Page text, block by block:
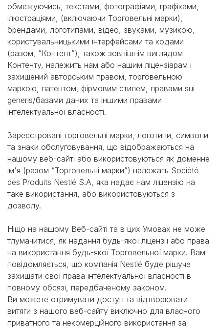
обмежуючись, текстами, фотографіями, графіками,
ілюстраціями, (включаючи Торговельні марки),
брендами, логотипами, відео, звуками, музикою,
користувальницькими інтерфейсами та кодами
(разом, “Контент”), також зовнішнім виглядом
Контенту, належить нам або нашим ліцензіарам і
захищений авторським правом, торговельною
маркою, патентом, фірмовим стилем, правами sui
generis/базами даних та іншими правами
інтелектуальної власності.
Зареєстровані торговельні марки, логотипи, символи
та знаки обслуговування, що відображаються на
нашому веб-сайті або використовуються як доменне
ім'я (разом “Торговельні марки”) належать Société
des Produits Nestlé S.A, яка надає нам ліцензію на
таке використання, або використовуються з
дозволу.
Ніщо на нашому Веб-сайті та в цих Умовах не може
тлумачитися, як надання будь-якої ліцензії або права
на використання будь-якої Торговельної марки. Вам
повідомляється, що компанія Nestlé буде рішуче
захищати свої права інтелектуальної власності в
повному обсязі, передбаченому законом.
Ви можете отримувати доступ та відтворювати
витяги з нашого веб-сайту виключно для власного
приватного та некомерційного використання за